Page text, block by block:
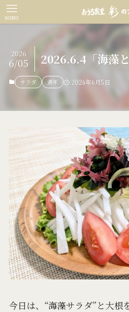
MENU
2026.6.4「海藻
2026
6/05
サラダ 通年 2026年6月5日
今日は、“海藻サラダ”と大根